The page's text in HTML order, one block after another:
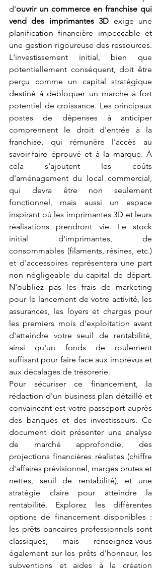
d'ouvrir un commerce en franchise qui
vend des imprimantes 3D exige une
planification financière impeccable et
une gestion rigoureuse des ressources.
L'investissement initial, bien que
potentiellement conséquent, doit être
perçu comme un capital stratégique
destiné à débloquer un marché à fort
potentiel de croissance. Les principaux
postes de dépenses à anticiper
comprennent le droit d'entrée à la
franchise, qui rémunère l'accès au
savoir-faire éprouvé et à la marque. À
cela s'ajoutent les coûts
d'aménagement du local commercial,
qui devra être non seulement
fonctionnel, mais aussi un espace
inspirant où les imprimantes 3D et leurs
réalisations prendront vie. Le stock
initial d'imprimantes, de
consommables (filaments, résines, etc.)
et d'accessoires représentera une part
non négligeable du capital de départ.
N'oubliez pas les frais de marketing
pour le lancement de votre activité, les
assurances, les loyers et charges pour
les premiers mois d'exploitation avant
d'atteindre votre seuil de rentabilité,
ainsi qu'un fonds de roulement
suffisant pour faire face aux imprévus et
aux décalages de trésorerie.
Pour sécuriser ce financement, la
rédaction d'un business plan détaillé et
convaincant est votre passeport auprès
des banques et des investisseurs. Ce
document doit présenter une analyse
de marché approfondie, des
projections financières réalistes (chiffre
d'affaires prévisionnel, marges brutes et
nettes, seuil de rentabilité), et une
stratégie claire pour atteindre la
rentabilité. Explorez les différentes
options de financement disponibles :
les prêts bancaires professionnels sont
classiques, mais renseignez-vous
également sur les prêts d'honneur, les
subventions et aides à la création